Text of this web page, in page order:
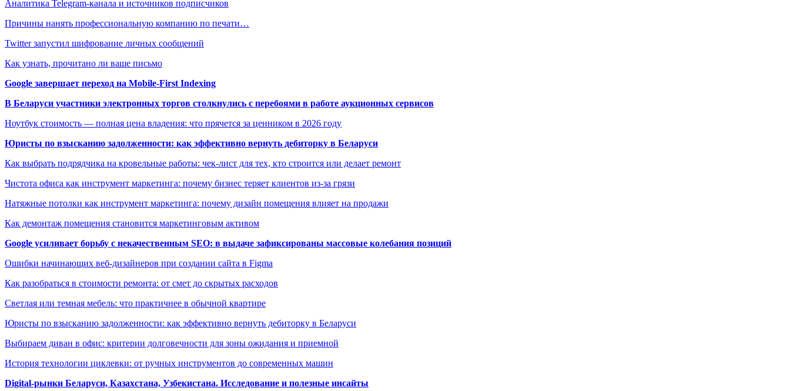
Аналитика Telegram-канала и источников подписчиков
Причины нанять профессиональную компанию по печати…
Twitter запустил шифрование личных сообщений
Как узнать, прочитано ли ваше письмо
Google завершает переход на Mobile-First Indexing
В Беларуси участники электронных торгов столкнулись с перебоями в работе аукционных сервисов
Ноутбук стоимость — полная цена владения: что прячется за ценником в 2026 году
Юристы по взысканию задолженности: как эффективно вернуть дебиторку в Беларуси
Как выбрать подрядчика на кровельные работы: чек-лист для тех, кто строится или делает ремонт
Чистота офиса как инструмент маркетинга: почему бизнес теряет клиентов из-за грязи
Натяжные потолки как инструмент маркетинга: почему дизайн помещения влияет на продажи
Как демонтаж помещения становится маркетинговым активом
Google усиливает борьбу с некачественным SEO: в выдаче зафиксированы массовые колебания позиций
Ошибки начинающих веб-дизайнеров при создании сайта в Figma
Как разобраться в стоимости ремонта: от смет до скрытых расходов
Светлая или темная мебель: что практичнее в обычной квартире
Юристы по взысканию задолженности: как эффективно вернуть дебиторку в Беларуси
Выбираем диван в офис: критерии долговечности для зоны ожидания и приемной
История технологии циклевки: от ручных инструментов до современных машин
Digital-рынки Беларуси, Казахстана, Узбекистана. Исследование и полезные инсайты